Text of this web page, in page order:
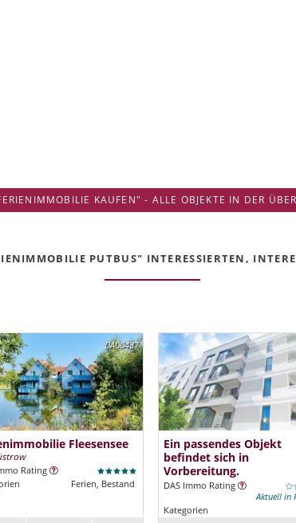
KAUFEN" - ALLE OBJEKTE IN DER
PUTBUS" INTERESSIERTEN,
DA00487
Fleesensee
Rating
Ferien, Bestand
Ein passendes Objekt
befindet sich in
Vorbereitung.
DAS Immo Rating
Aktuell in
Kategorien